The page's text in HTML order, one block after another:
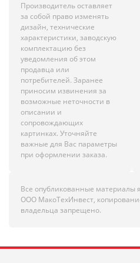
Производитель оставляет
за собой право изменять
дизайн, технические
характеристики, заводскую
комплектацию без
уведомления об этом
продавца или
потребителей. Заранее
приносим извинения за
возможные неточности в
описании и
сопровождающих
картинках. Уточняйте
важные для Вас параметры
при оформлении заказа.
Все опубликованные материалы
ООО МакоТехИнвест,
владельца запрещено.